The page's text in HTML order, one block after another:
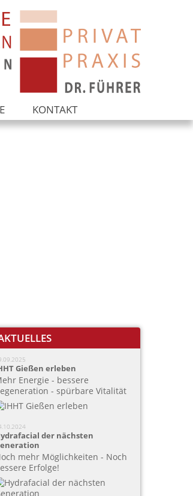
KONTAKT
Gießen erleben
Energie - bessere
- spürbare Vitalität
der nächsten
mehr Möglichkeiten - Noch
Erfolge!